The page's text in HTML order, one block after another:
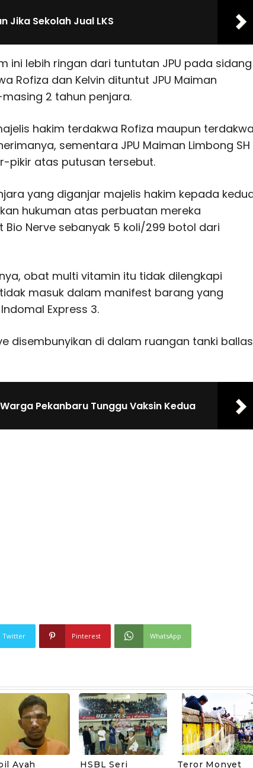
Jika Sekolah Jual LKS
ini lebih ringan dari tuntutan JPU pada sidang
Rofiza dan Kelvin dituntut JPU Maiman
2 tahun penjara.
hakim terdakwa Rofiza maupun terdakwa
sementara JPU Maiman Limbong SH
pikir atas putusan tersebut.
yang diganjar majelis hakim kepada
hukuman atas perbuatan mereka
Bio Nerve sebanyak 5 koli/299 botol dari
obat multi vitamin itu tidak dilengkapi
masuk dalam manifest barang yang
Express 3.
disembunyikan di dalam ruangan tanki ballas
Pekanbaru Tunggu Vaksin Kedua
Twitter Pinterest WhatsApp
Ayah
HSBL Seri
Teror Monyet